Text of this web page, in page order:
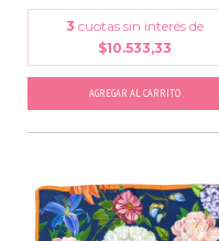
3 cuotas sin interés de
$10.533,33
AGREGAR AL CARRITO